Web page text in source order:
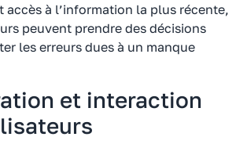
accès à l’information la plus récente,
peuvent prendre des décisions
les erreurs dues à un manque
et interaction